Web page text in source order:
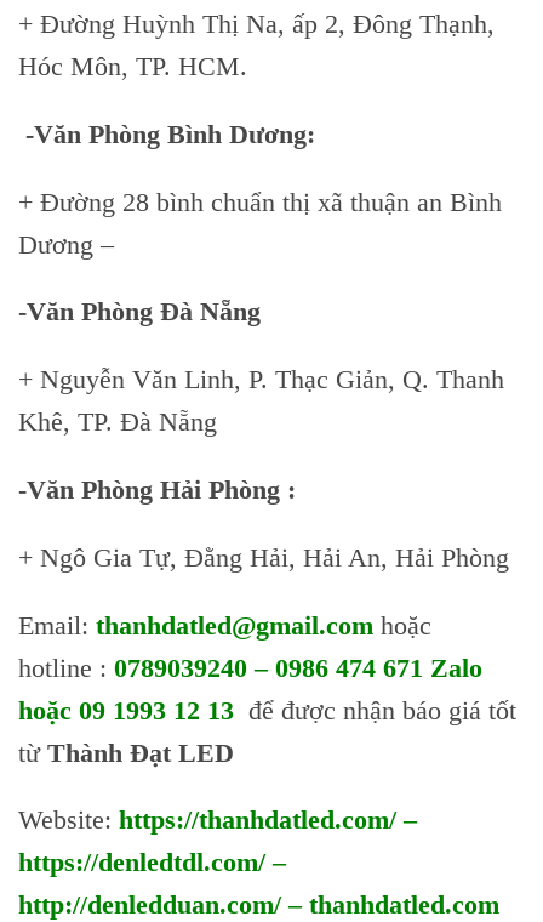
Skip
content
+ Đường Huỳnh Thị Na, ấp 2, Đông Thạnh,
Hóc Môn, TP. HCM.
-Văn Phòng Bình Dương:
+ Đường 28 bình chuẩn thị xã thuận an Bình
Dương –
-Văn Phòng Đà Nẵng
+ Nguyễn Văn Linh, P. Thạc Giản, Q. Thanh
Khê, TP. Đà Nẵng
-Văn Phòng Hải Phòng :
+ Ngô Gia Tự, Đằng Hải, Hải An, Hải Phòng
Email: thanhdatled@gmail.com hoặc
hotline : 0789039240 – 0986 474 671 Zalo
hoặc 09 1993 12 13 để được nhận báo giá tốt
từ Thành Đạt LED
Website: https://thanhdatled.com/–
https://denledtdl.com/–
http://denledduan.com/– thanhdatled.com